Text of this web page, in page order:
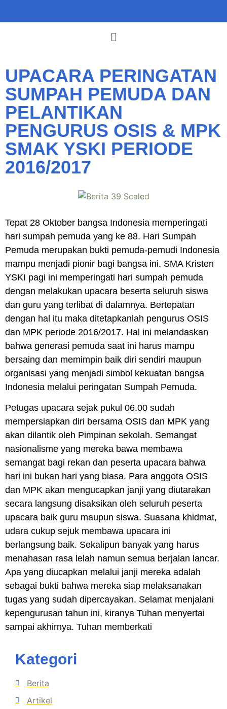
UPACARA PERINGATAN
SUMPAH PEMUDA DAN
PELANTIKAN
PENGURUS OSIS & MPK
SMAK YSKI PERIODE
2016/2017
Tepat 28 Oktober bangsa Indonesia memperingati
hari sumpah pemuda yang ke 88. Hari Sumpah
Pemuda merupakan bukti pemuda-pemudi Indonesia
mampu menjadi pionir bagi bangsa ini. SMA Kristen
YSKI pagi ini memperingati hari sumpah pemuda
dengan melakukan upacara beserta seluruh siswa
dan guru yang terlibat di dalamnya. Bertepatan
dengan hal itu maka ditetapkanlah pengurus OSIS
dan MPK periode 2016/2017. Hal ini melandaskan
bahwa generasi pemuda saat ini harus mampu
bersaing dan memimpin baik diri sendiri maupun
organisasi yang menjadi simbol kekuatan bangsa
Indonesia melalui peringatan Sumpah Pemuda.
Petugas upacara sejak pukul 06.00 sudah
mempersiapkan diri bersama OSIS dan MPK yang
akan dilantik oleh Pimpinan sekolah. Semangat
nasionalisme yang mereka bawa membawa
semangat bagi rekan dan peserta upacara bahwa
hari ini bukan hari yang biasa. Para anggota OSIS
dan MPK akan mengucapkan janji yang diutarakan
secara langsung disaksikan oleh seluruh peserta
upacara baik guru maupun siswa. Suasana khidmat,
udara cukup sejuk membawa upacara ini
berlangsung baik. Sekalipun banyak yang harus
menahasan rasa lelah namun semua berjalan lancar.
Apa yang diucapkan melalui janji mereka adalah
sebagai bukti bahwa mereka siap melaksanakan
tugas yang sudah dipercayakan. Selamat menjalani
kepengurusan tahun ini, kiranya Tuhan menyertai
sampai akhirnya. Tuhan memberkati
Kategori
Berita
Artikel